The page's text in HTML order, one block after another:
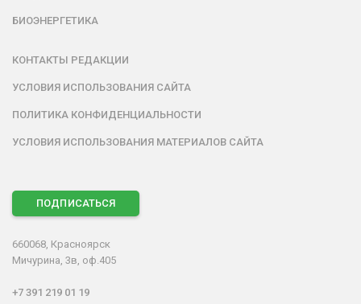
БИОЭНЕРГЕТИКА
КОНТАКТЫ РЕДАКЦИИ
УСЛОВИЯ ИСПОЛЬЗОВАНИЯ САЙТА
ПОЛИТИКА КОНФИДЕНЦИАЛЬНОСТИ
УСЛОВИЯ ИСПОЛЬЗОВАНИЯ МАТЕРИАЛОВ САЙТА
ПОДПИСАТЬСЯ
660068, Красноярск
Мичурина, 3в, оф.405
+7 391 219 01 19